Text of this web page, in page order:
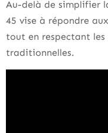
Au-delà de simplifier
45 vise à répondre
tout en respectant les
traditionnelles.